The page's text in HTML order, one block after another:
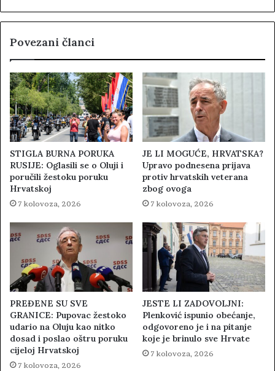
Povezani članci
STIGLA BURNA PORUKA
RUSIJE: Oglasili se o Oluji i
poručili žestoku poruku
Hrvatskoj
7 kolovoza, 2026
JE LI MOGUĆE, HRVATSKA?
Upravo podnesena prijava
protiv hrvatskih veterana
zbog ovoga
7 kolovoza, 2026
PREĐENE SU SVE
GRANICE: Pupovac žestoko
udario na Oluju kao nitko
dosad i poslao oštru poruku
cijeloj Hrvatskoj
7 kolovoza, 2026
JESTE LI ZADOVOLJNI:
Plenković ispunio obećanje,
odgovoreno je i na pitanje
koje je brinulo sve Hrvate
7 kolovoza, 2026